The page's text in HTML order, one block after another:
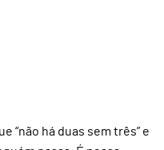
“não há duas sem três” e